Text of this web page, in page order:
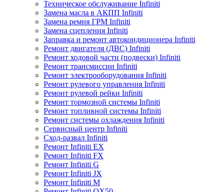
Техническое обслуживание Infiniti
Замена масла в АКПП Infiniti
Замена ремня ГРМ Infiniti
Замена сцепления Infiniti
Заправка и ремонт автокондиционера Infiniti
Ремонт двигателя (ДВС) Infiniti
Ремонт ходовой части (подвески) Infiniti
Ремонт трансмиссии Infiniti
Ремонт электрооборудования Infiniti
Ремонт рулевого управления Infiniti
Ремонт рулевой рейки Infiniti
Ремонт тормозной системы Infiniti
Ремонт топливной системы Infiniti
Ремонт системы охлаждения Infiniti
Сервисный центр Infiniti
Сход-развал Infiniti
Ремонт Infiniti EX
Ремонт Infiniti FX
Ремонт Infiniti G
Ремонт Infiniti JX
Ремонт Infiniti M